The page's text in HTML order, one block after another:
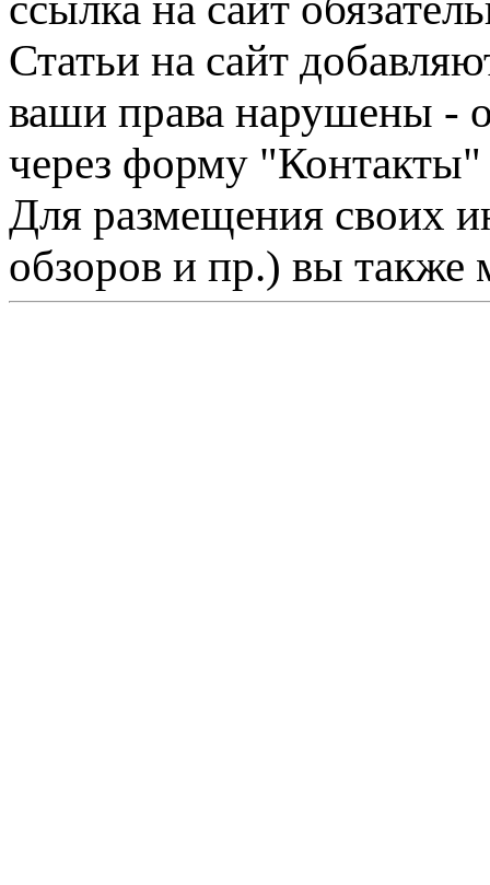
Статьи на сайт
ваши права нарушены -
через форму "Контакты"
Для размещения своих
обзоров и пр.) вы также